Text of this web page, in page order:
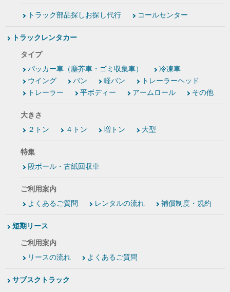
トラック部品探しお探し代行 コールセンター
トラックレンタカー
タイプ
パッカー車（塵芥車・ゴミ収集車）
冷凍車
ウイング
バン 軽バン
トレーラーヘッド
トレーラー
平ボディー アームロール その他
大きさ
２トン
４トン 増トン 大型
特集
段ボール・古紙回収車
ご利用案内
よくあるご質問
レンタルの流れ 補償制度・規約
短期リース
ご利用案内
リースの流れ
よくあるご質問
サブスクトラック